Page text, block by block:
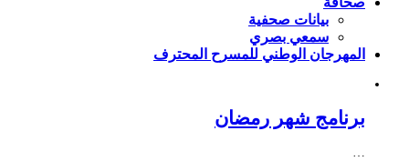
بيانات صحفية
سمعي بصري
المهرجان الوطني للمسرح المحترف
برنامج شهر رمضان
…